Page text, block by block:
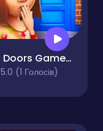
100 Doors Games: Escape from School
5.0 (1 Голосів)